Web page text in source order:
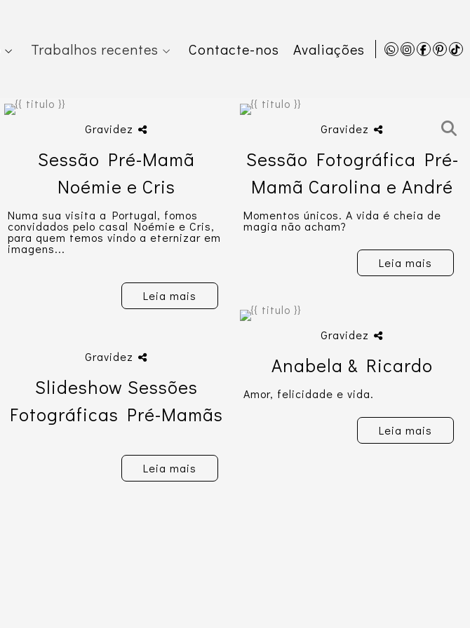
Trabalhos recentes Contacte-nos Avaliações
Gravidez
Sessão Pré-Mamã
Noémie e Cris
Numa sua visita a Portugal, fomos
convidados pelo casal Noémie e Cris,
para quem temos vindo a eternizar em
imagens...
Leia mais
Gravidez
Sessão Fotográfica Pré-
Mamã Carolina e André
Momentos únicos. A vida é cheia de
magia não acham?
Leia mais
Gravidez
Anabela & Ricardo
Amor, felicidade e vida.
Leia mais
Gravidez
Slideshow Sessões
Fotográficas Pré-Mamãs
Leia mais